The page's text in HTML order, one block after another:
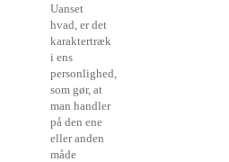
Uanset
hvad, er det
karaktertræk
i ens
personlighed,
som gør, at
man handler
på den ene
eller anden
måde